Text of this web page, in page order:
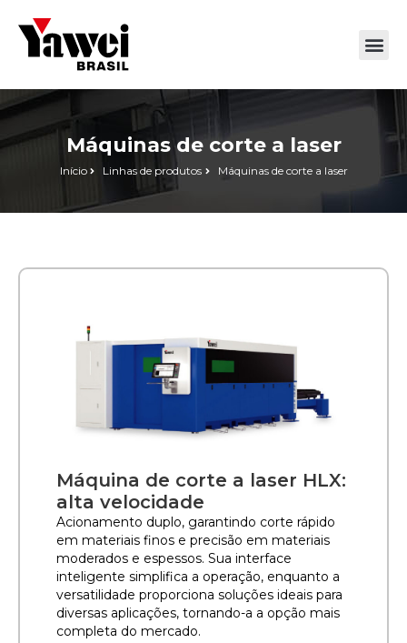
Máquinas de corte a laser
Início Linhas de produtos Máquinas de corte a laser
Máquina de corte a laser HLX:
alta velocidade
Acionamento duplo, garantindo corte rápido
em materiais finos e precisão em materiais
moderados e espessos. Sua interface
inteligente simplifica a operação, enquanto a
versatilidade proporciona soluções ideais para
diversas aplicações, tornando-a a opção mais
completa do mercado.